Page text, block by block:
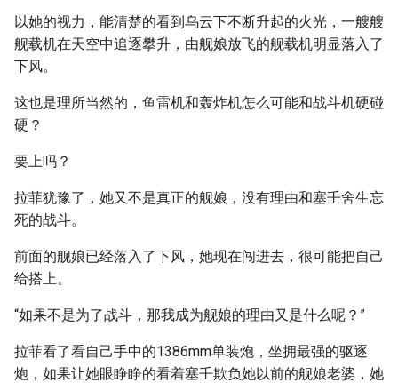
以她的视力，能清楚的看到乌云下不断升起的火光，一艘艘
舰载机在天空中追逐攀升，由舰娘放飞的舰载机明显落入了
下风。
这也是理所当然的，鱼雷机和轰炸机怎么可能和战斗机硬碰
硬？
要上吗？
拉菲犹豫了，她又不是真正的舰娘，没有理由和塞壬舍生忘
死的战斗。
前面的舰娘已经落入了下风，她现在闯进去，很可能把自己
给搭上。
“如果不是为了战斗，那我成为舰娘的理由又是什么呢？”
拉菲看了看自己手中的1386mm单装炮，坐拥最强的驱逐
炮，如果让她眼睁睁的看着塞壬欺负她以前的舰娘老婆，她